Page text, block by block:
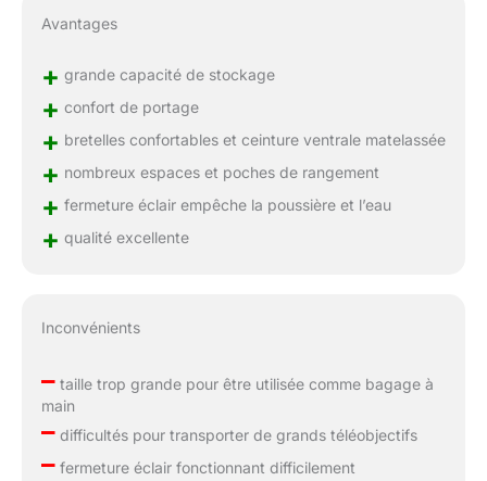
Avantages
+ grande capacité de stockage
+ confort de portage
+ bretelles confortables et ceinture ventrale matelassée
+ nombreux espaces et poches de rangement
+ fermeture éclair empêche la poussière et l’eau
+ qualité excellente
Inconvénients
–taille trop grande pour être utilisée comme bagage à
main
–difficultés pour transporter de grands téléobjectifs
–fermeture éclair fonctionnant difficilement